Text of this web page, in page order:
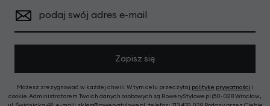
podaj swój adres e-mail
Zapisz się
Możesz zrezygnować w każdej chwili. W tym celu przeczytaj politykę prywatności i
cookie. Administratorem Twoich danych osobowych są RoweryStylowe.pl (50-028 Wrocław,